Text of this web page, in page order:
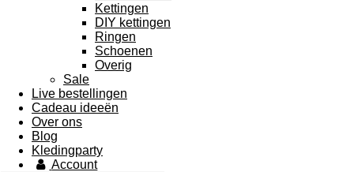
Kettingen
DIY kettingen
Ringen
Schoenen
Overig
Sale
Live bestellingen
Cadeau ideeën
Over ons
Blog
Kledingparty
Account